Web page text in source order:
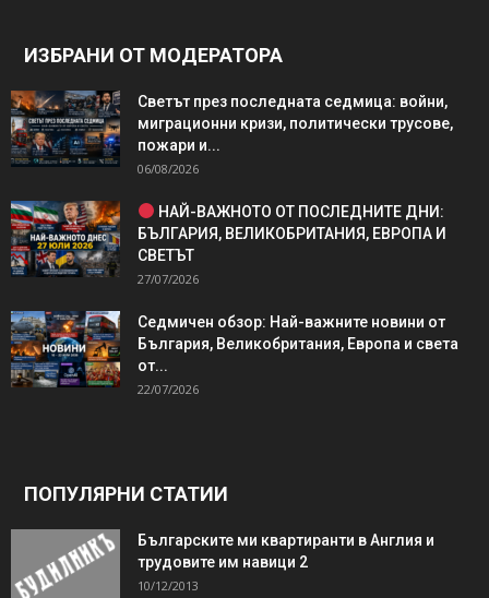
ИЗБРАНИ ОТ МОДЕРАТОРА
Светът през последната седмица: войни,
миграционни кризи, политически трусове,
пожари и...
06/08/2026
НАЙ-ВАЖНОТО ОТ ПОСЛЕДНИТЕ ДНИ:
БЪЛГАРИЯ, ВЕЛИКОБРИТАНИЯ, ЕВРОПА И
СВЕТЪТ
27/07/2026
Седмичен обзор: Най-важните новини от
България, Великобритания, Европа и света
от...
22/07/2026
ПОПУЛЯРНИ СТАТИИ
Българските ми квартиранти в Англия и
трудовите им навици 2
10/12/2013